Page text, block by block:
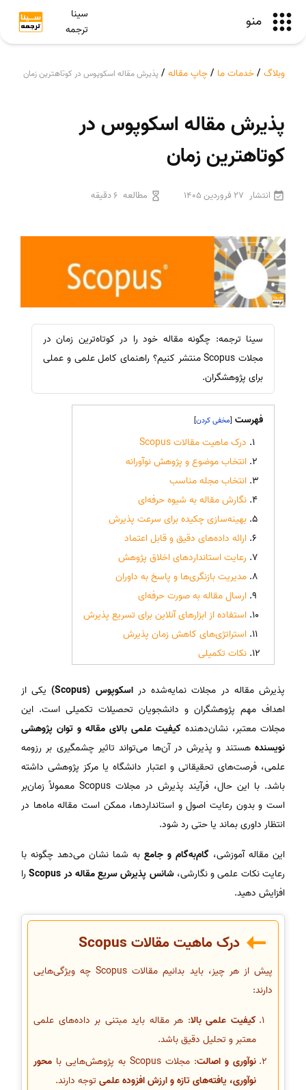
منو
سینا
ترجمه
وبلاگ /خدمات ما /چاپ مقاله / پذیرش مقاله اسکوپوس در کوتاهترین زمان
پذیرش مقاله اسکوپوس در
کوتاهترین زمان
انتشار 27 فروردین 1405 مطالعه 6 دقیقه
سینا ترجمه: چگونه مقاله خود را در کوتاه‌ترین زمان در
مجلات Scopus منتشر کنیم؟ راهنمای کامل علمی و عملی
برای پژوهشگران.
فهرست [
]
درک ماهیت مقالات Scopus
انتخاب موضوع و پژوهش نوآورانه
انتخاب مجله مناسب
نگارش مقاله به شیوه حرفه‌ای
بهینه‌سازی چکیده برای سرعت پذیرش
ارائه داده‌های دقیق و قابل اعتماد
رعایت استانداردهای اخلاق پژوهش
مدیریت بازنگری‌ها و پاسخ به داوران
ارسال مقاله به صورت حرفه‌ای
استفاده از ابزارهای آنلاین برای تسریع پذیرش
استراتژی‌های کاهش زمان پذیرش
نکات تکمیلی
پذیرش مقاله در مجلات نمایه‌شده دراسکوپوس (Scopus)
یکی از
اهداف مهم پژوهشگران و دانشجویان تحصیلات تکمیلی است. این
مجلات معتبر، نشان‌دهنده کیفیت علمی بالای مقاله و توان پژوهشی
نویسنده هستند و پذیرش در آن‌ها می‌تواند تاثیر چشمگیری بر رزومه
علمی، فرصت‌های تحقیقاتی و اعتبار دانشگاه یا مرکز پژوهشی داشته
باشد. با این حال، فرآیند پذیرش در مجلات Scopus معمولاً زمان‌بر
است و بدون رعایت اصول و استانداردها، ممکن است مقاله ماه‌ها در
انتظار داوری بماند یا حتی رد شود.
این مقاله آموزشی، گام‌به‌گام و جامع به شما نشان می‌دهد چگونه با
رعایت نکات علمی و نگارشی،شانس پذیرش سریع مقاله در Scopus
را
افزایش دهید.
درک ماهیت مقالات Scopus
پیش از هر چیز، باید بدانیم مقالات Scopus چه ویژگی‌هایی
دارند:
کیفیت علمی بالا: هر مقاله باید مبتنی بر داده‌های علمی
معتبر و تحلیل دقیق باشد.
نوآوری و اصالت: مجلات Scopus به پژوهش‌هایی با
محور
نوآوری، یافته‌های تازه و ارزش افزوده علمی توجه دارند.